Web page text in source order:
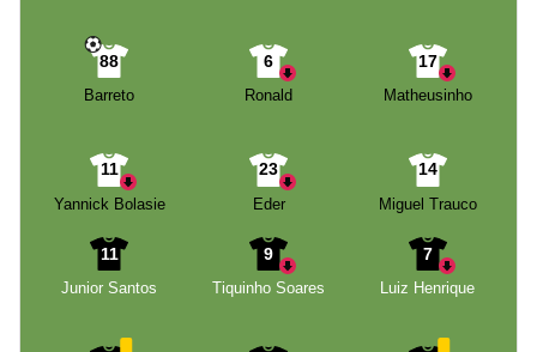
88
Barreto
6
Ronald
17
Matheusinho
11
Yannick Bolasie
23
Eder
14
Miguel Trauco
11
Junior Santos
9
Tiquinho Soares
7
Luiz Henrique